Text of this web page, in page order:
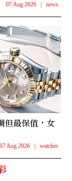
07 Aug 2026 | news
但最保值，女
07 Aug 2026 | watches